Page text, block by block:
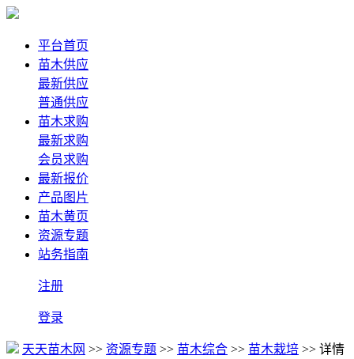
平台首页
苗木供应
最新供应
普通供应
苗木求购
最新求购
会员求购
最新报价
产品图片
苗木黄页
资源专题
站务指南
注册
登录
天天苗木网 >> 资源专题 >> 苗木综合 >> 苗木栽培 >> 详情